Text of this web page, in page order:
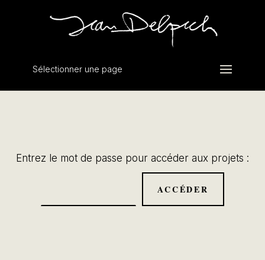
Sélectionner une page
Entrez le mot de passe pour accéder aux projets :